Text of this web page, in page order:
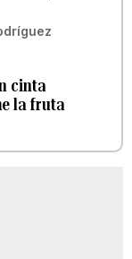
cinta
la fruta